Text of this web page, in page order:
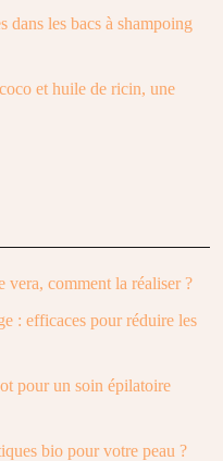
dans les bacs à shampoing
et huile de ricin, une
vera, comment la réaliser ?
: efficaces pour réduire les
pour un soin épilatoire
bio pour votre peau ?